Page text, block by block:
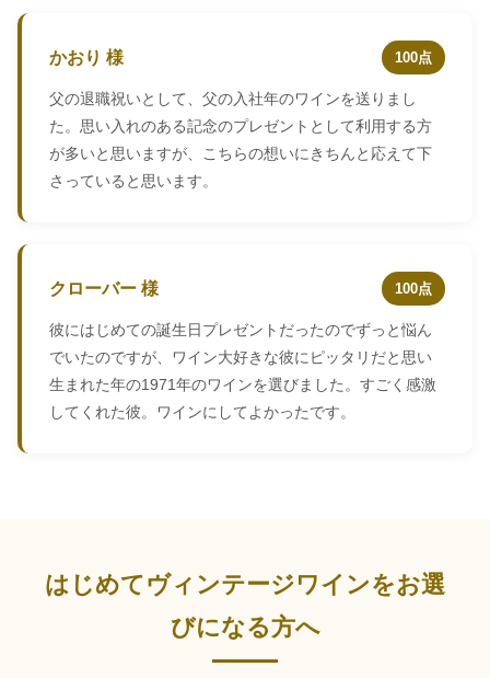
かおり 様 100点
父の退職祝いとして、父の入社年のワインを送りまし
た。思い入れのある記念のプレゼントとして利用する方
が多いと思いますが、こちらの想いにきちんと応えて下
さっていると思います。
クローバー 様 100点
彼にはじめての誕生日プレゼントだったのでずっと悩ん
でいたのですが、ワイン大好きな彼にピッタリだと思い
生まれた年の1971年のワインを選びました。すごく感激
してくれた彼。ワインにしてよかったです。
はじめてヴィンテージワインをお選
びになる方へ